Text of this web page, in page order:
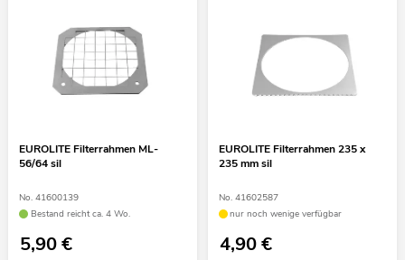
EUROLITE Filterrahmen ML-
56/64 sil
No. 41600139
Bestand reicht ca. 4 Wo.
5,90€
EUROLITE Filterrahmen 235 x
235 mm sil
No. 41602587
nur noch wenige verfügbar
4,90€